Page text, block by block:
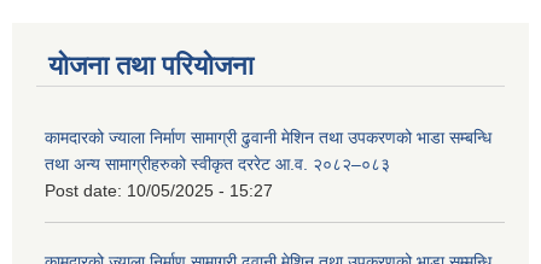
योजना तथा परियोजना
कामदारको ज्याला निर्माण सामाग्री ढुवानी मेशिन तथा उपकरणको भाडा सम्बन्धि
तथा अन्य सामाग्रीहरुको स्वीकृत दररेट आ.व. २०८२–०८३
Post date: 10/05/2025 - 15:27